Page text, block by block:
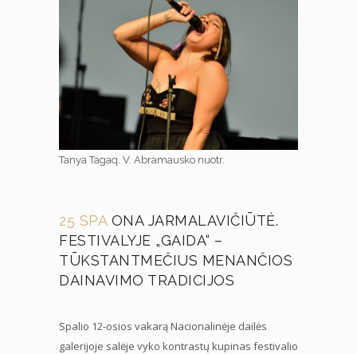
Tanya Tagaq. V. Abramausko nuotr.
25 SPAONA JARMALAVIČIŪTĖ.
FESTIVALYJE „GAIDA“ –
TŪKSTANTMEČIUS MENANČIOS
DAINAVIMO TRADICIJOS
Spalio 12-osios vakarą Nacionalinėje dailės
galerijoje salėje vyko kontrastų kupinas festivalio